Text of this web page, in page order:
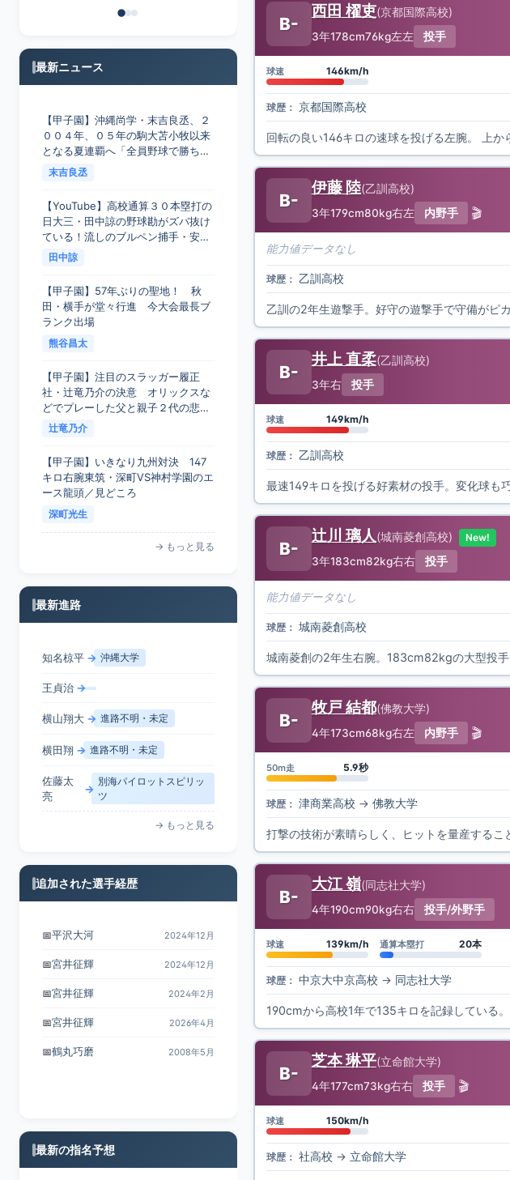
B-
西田 櫂吏(京都国際高校)
3年178cm76kg左左 投手
球速 146km/h
球歴： 京都国際高校
回転の良い146キロの速球を投げる左腕。 上か
B-
伊藤 陸(乙訓高校)
3年179cm80kg右左 内野手 🎬
能力値データなし
球歴： 乙訓高校
B-
井上 直柔(乙訓高校)
3年右 投手
球速 149km/h
球歴： 乙訓高校
最速149キロを投げる好素材の投手。変化球も
B-
辻川 璃人(城南菱創高校) New!
3年183cm82kg右右 投手
能力値データなし
球歴： 城南菱創高校
B-
牧戸 結都(佛教大学)
4年173cm68kg右左 内野手 🎬
50m走 5.9秒
球歴： 津商業高校 → 佛教大学
B-
大江 嶺(同志社大学)
4年190cm90kg右右 投手/外野手
球速 139km/h 通算本塁打 20本
球歴： 中京大中京高校 → 同志社大学
190cmから高校1年で135キロを記録している
B-
芝本 琳平(立命館大学)
4年177cm73kg右右 投手 🎬
球速 150km/h
球歴： 社高校 → 立命館大学
最新ニュース
００４年、０５年の駒大苫小牧以来
となる夏連覇へ「全員野球で勝ち切
る」 - スポーツ報知
末吉良丞
日大三・田中諒の野球勘がズバ抜け
ている！流しのブルペン捕手・安倍
氏「炎上上等」覚悟の高校生野手ネ
クスト５選抜【ドラフト報知】 - ス
田中諒
田・横手が堂々行進 今大会最長ブ
ランク出場
熊谷昌太
社・辻竜乃介の決意 オリックスな
どでプレーした父と親子２代の悲願
叶える - スポーツ報知
辻竜乃介
キロ右腕東筑・深町VS神村学園のエ
ース龍頭／見どころ
深町光生
→ もっと見る
最新進路
亮
→
ツ
佐々木陽 大東文化大学
→ もっと見る
追加された選手経歴
最新の指名予想